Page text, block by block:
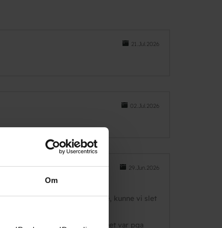
Om
21.Jul.2026
02.Jul.2026
29.Jun.2026
døgn) Det der var flugtvindue, kunne vi slet
virkede heller ikke.. Det var pga